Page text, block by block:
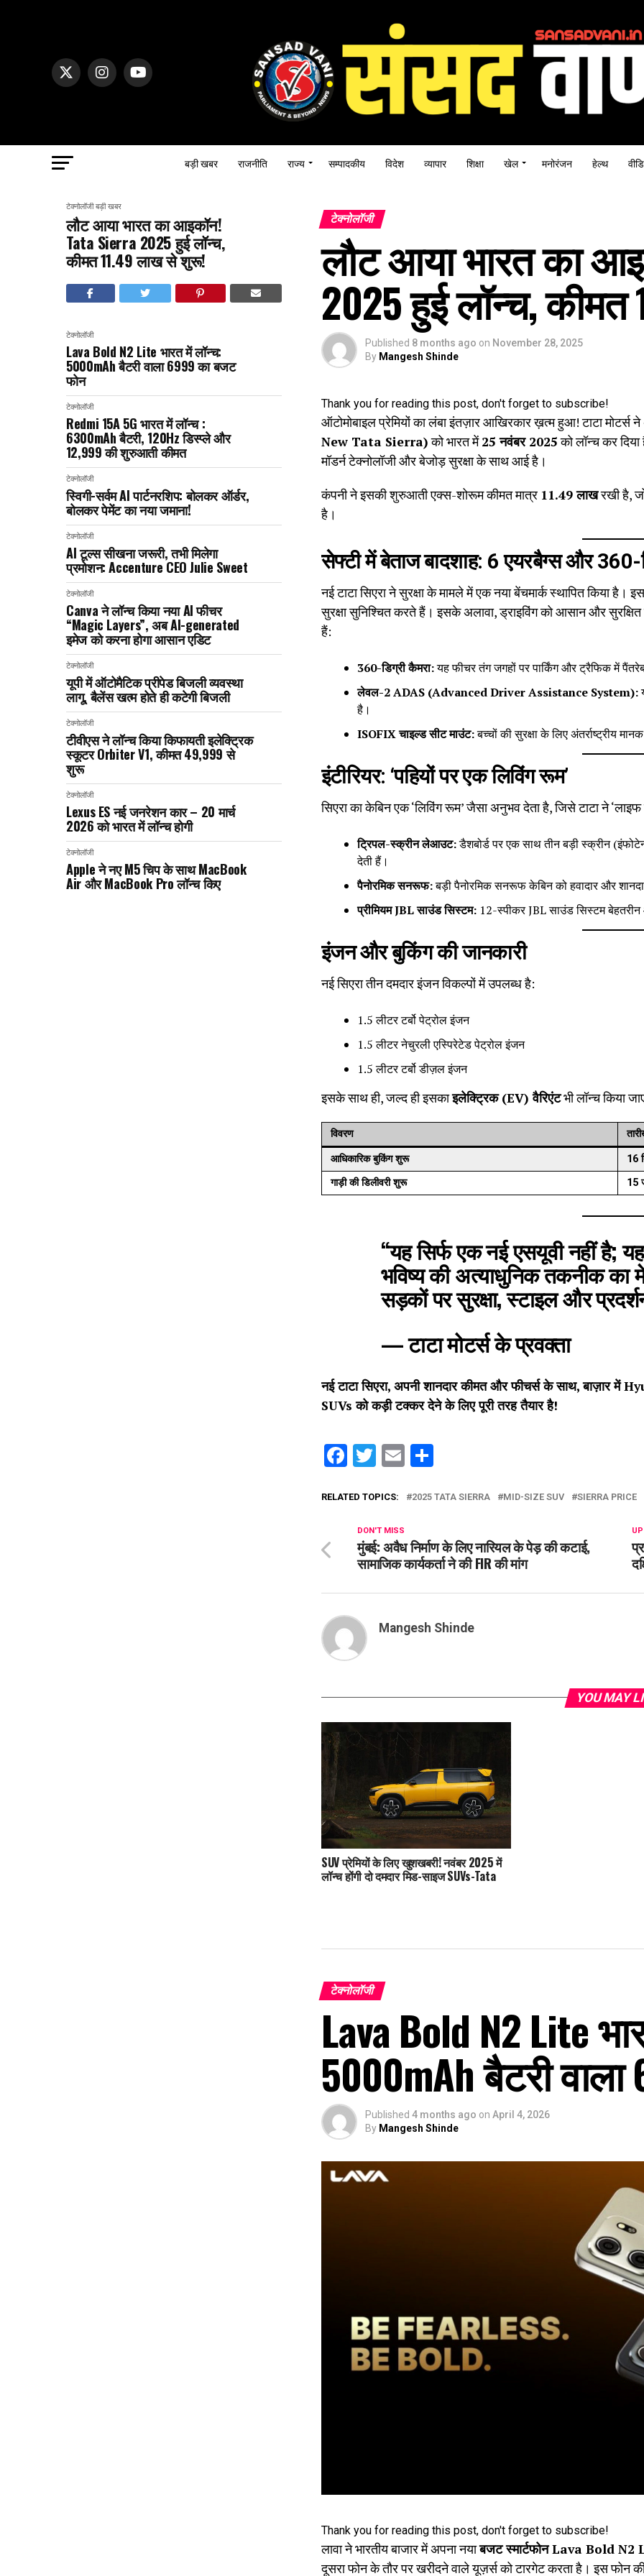
बड़ी खबर राजनीति राज्य सम्पादकीय विदेश व्यापार शिक्षा खेल मनोरंजन हेल्थ
टेक्नोलॉजी बड़ी खबर
लौट आया भारत का आइकॉन!
Tata Sierra 2025 हुई लॉन्च,
कीमत ₹11.49 लाख से शुरू!
टेक्नोलॉजी
Lava Bold N2 Lite भारत में लॉन्च:
5000mAh बैटरी वाला ₹6999 का बजट
फोन
टेक्नोलॉजी
Redmi 15A 5G भारत में लॉन्च :
6300mAh बैटरी, 120Hz डिस्प्ले और
₹12,999 की शुरुआती कीमत
टेक्नोलॉजी
स्विगी-सर्वम AI पार्टनरशिप: बोलकर ऑर्डर,
बोलकर पेमेंट का नया जमाना!
टेक्नोलॉजी
AI टूल्स सीखना जरूरी, तभी मिलेगा
प्रमोशन: Accenture CEO Julie Sweet
टेक्नोलॉजी
Canva ने लॉन्च किया नया AI फीचर
“Magic Layers”, अब AI-generated
इमेज को करना होगा आसान एडिट
टेक्नोलॉजी
यूपी में ऑटोमैटिक प्रीपेड बिजली व्यवस्था
लागू, बैलेंस खत्म होते ही कटेगी बिजली
टेक्नोलॉजी
टीवीएस ने लॉन्च किया किफायती इलेक्ट्रिक
स्कूटर Orbiter V1, कीमत ₹49,999 से
शुरू
टेक्नोलॉजी
Lexus ES नई जनरेशन कार – 20 मार्च
2026 को भारत में लॉन्च होगी
टेक्नोलॉजी
Apple ने नए M5 चिप के साथ MacBook
Air और MacBook Pro लॉन्च किए
टेक्नोलॉजी
लौट आया भारत का
2025 हुई लॉन्च,
Published 8 months ago on November 28, 2025
By Mangesh Shinde
Thank you for reading this post, don't forget to subscribe!
ऑटोमोबाइल प्रेमियों का लंबा इंतज़ार आखिरकार ख़त्म हुआ! टाटा मोटर्स
New Tata Sierra)को भारत में25 नवंबर 2025को लॉन्च कर
मॉडर्न टेक्नोलॉजी और बेजोड़ सुरक्षा के साथ आई है।
कंपनी ने इसकी शुरुआती एक्स-शोरूम कीमत मात्र ₹11.49 लाखरखी है,
है।
सेफ्टी में बेताज बादशाह: 6 एयरबैग्स और 360-
नई टाटा सिएरा ने सुरक्षा के मामले में एक नया बेंचमार्क स्थापित किया है।
सुरक्षा सुनिश्चित करते हैं। इसके अलावा, ड्राइविंग को आसान और
हैं:
360-डिग्री कैमरा:यह फीचर तंग जगहों पर पार्किंग और ट्रैफिक में
लेवल-2 ADAS (Advanced Driver Assistance System):
है।
ISOFIX चाइल्ड सीट माउंट:बच्चों की सुरक्षा के लिए अंतर्राष्ट्रीय
इंटीरियर: ‘पहियों पर एक लिविंग रूम’
सिएरा का केबिन एक ‘लिविंग रूम’ जैसा अनुभव देता है, जिसे टाटा ने
ट्रिपल-स्क्रीन लेआउट:डैशबोर्ड पर एक साथ तीन बड़ी स्क्रीन
देती हैं।
पैनोरमिक सनरूफ:बड़ी पैनोरमिक सनरूफ केबिन को हवादार और
प्रीमियम JBL साउंड सिस्टम: 12-स्पीकर JBL साउंड सिस्टम
इंजन और बुकिंग की जानकारी
नई सिएरा तीन दमदार इंजन विकल्पों में उपलब्ध है:
1.5 लीटर टर्बो पेट्रोल इंजन
1.5 लीटर नेचुरली एस्पिरेटेड पेट्रोल इंजन
1.5 लीटर टर्बो डीज़ल इंजन
इसके साथ ही, जल्द ही इसकाइलेक्ट्रिक (EV) वैरिएंटभी लॉन्च किया
विवरण
आधिकारिक बुकिंग शुरू
16
गाड़ी की डिलीवरी शुरू
15
“यह सिर्फ एक नई एसयूवी नहीं है;
भविष्य की अत्याधुनिक तकनीक का
सड़कों पर सुरक्षा, स्टाइल और
— टाटा मोटर्स के प्रवक्ता
नई टाटा सिएरा, अपनी शानदार कीमत और फीचर्स के साथ,
SUVs को कड़ी टक्कर देने के लिए पूरी तरह तैयार है!
Facebook
Twitter
Email
RELATED TOPICS: 2025 TATA SIERRA MID-SIZE SUV SIERRA PRICE
DON'T MISS
मुंबई: अवैध निर्माण के लिए नारियल के पेड़ की कटाई,
सामाजिक कार्यकर्ता ने की FIR की मांग
Mangesh Shinde
YOU MAY
SUV प्रेमियों के लिए खुशखबरी! नवंबर 2025 में
लॉन्च होंगी दो दमदार मिड-साइज SUVs-Tata
टेक्नोलॉजी
Lava Bold N2 Lite
5000mAh बैटरी
Published 4 months ago on April 4, 2026
By Mangesh Shinde
Thank you for reading this post, don't forget to subscribe!
लावा ने भारतीय बाजार में अपना नयाबजट स्मार्टफोन Lava Bold N2
दूसरा फोन के तौर पर खरीदने वाले यूज़र्स को टारगेट करता है। इस फोन